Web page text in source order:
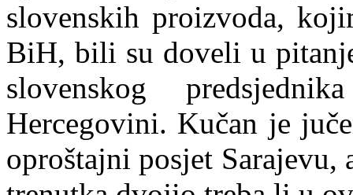
slovenskih proizvoda,
BiH, bili su doveli u pitan
slovenskog
Hercegovini. Kučan je
oproštajni posjet